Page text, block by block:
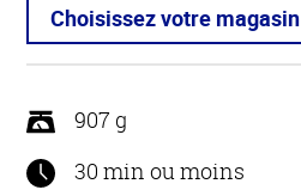
Choisissez votre magasin
907 g
30 min ou moins